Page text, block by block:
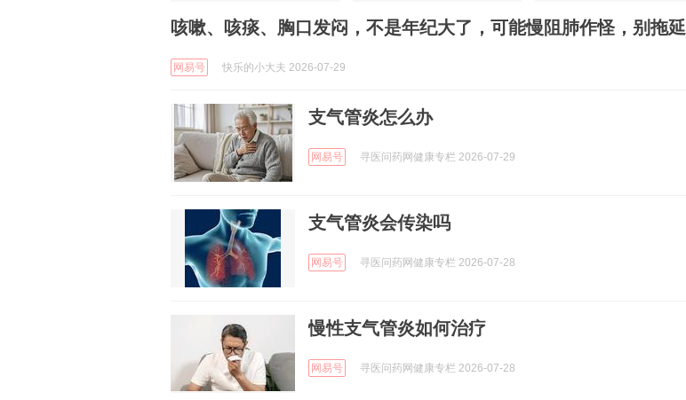
咳嗽、咳痰、胸口发闷，不是年纪大了，可能慢阻肺作怪，别拖延
网易号 快乐的小大夫 2026-07-29
支气管炎怎么办
网易号 寻医问药网健康专栏 2026-07-29
支气管炎会传染吗
网易号 寻医问药网健康专栏 2026-07-28
慢性支气管炎如何治疗
网易号 寻医问药网健康专栏 2026-07-28